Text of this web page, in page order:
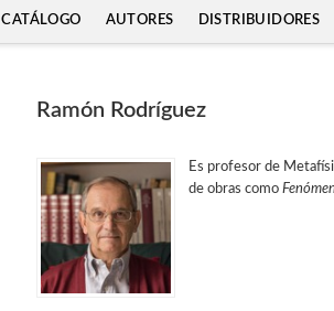
CATÁLOGO AUTORES DISTRIBUIDORES
Ramón Rodríguez
Es profesor de
de obras como